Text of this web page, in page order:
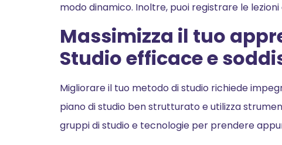
modo dinamico. Inoltre, puoi registrare le
Massimizza il tuo
Studio efficace e
Migliorare il tuo metodo di studio richiede
piano di studio ben strutturato e utilizza
gruppi di studio e tecnologie per prendere